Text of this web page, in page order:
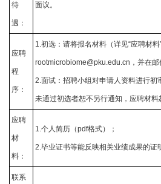
待
遇：
面议。
应聘
程
序：
1.初选：请将报名材料（详见“应聘材料”
rootmicrobiome@pku.edu.cn ，并在
2.面试：招聘小组对申请人资料进行初
未通过初选者恕不另行通知，应聘材料
应聘
材
料：
1.个人简历（pdf格式）；
2.毕业证书等能反映相关业绩成果的证
联系